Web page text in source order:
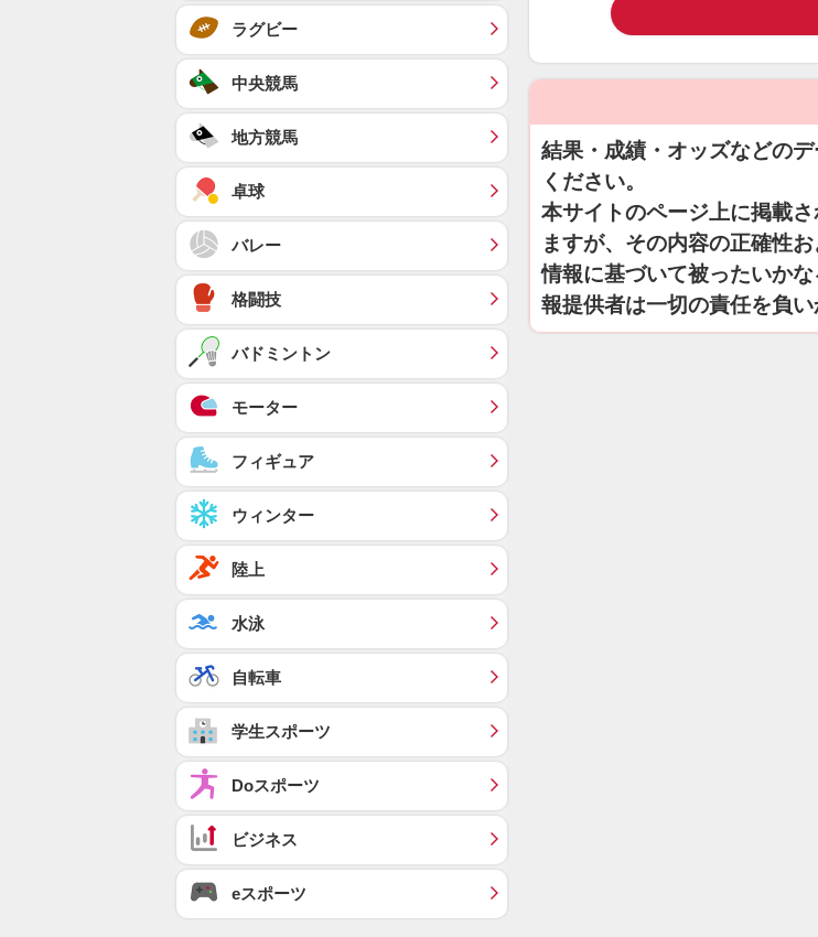
結果・成績・オッズなどの
ください。
本サイトのページ上に掲載
ますが、その内容の正確性
情報に基づいて被ったいか
報提供者は一切の責任を負い
ラグビー
中央競馬
地方競馬
卓球
バレー
格闘技
バドミントン
モーター
フィギュア
ウィンター
陸上
水泳
自転車
学生スポーツ
Doスポーツ
ビジネス
eスポーツ